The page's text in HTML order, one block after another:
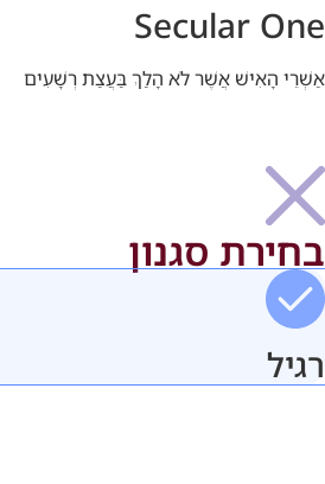
Secular One
אַשְׁרֵי הָאִישׁ אֲשֶׁר לֹא הָלַךְ בַּעֲצַת רְשָׁעִים
בחירת סגנון
רגיל